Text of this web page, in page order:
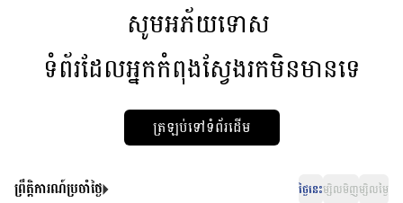
សូមអភ័យទោស
ទំព័រដែលអ្នកកំពុងស្វែងរកមិនមានទេ
ត្រឡប់ទៅទំព័រដើម
ព្រឹត្តិការណ៍ប្រចាំថ្ងៃ ថ្ងៃនេះម្សិលមិញម្សិលម្ងៃ